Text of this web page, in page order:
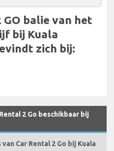
GO balie van het
bij Kuala
zich bij:
2 Go beschikbaar bij
Car Rental 2 Go bij Kuala